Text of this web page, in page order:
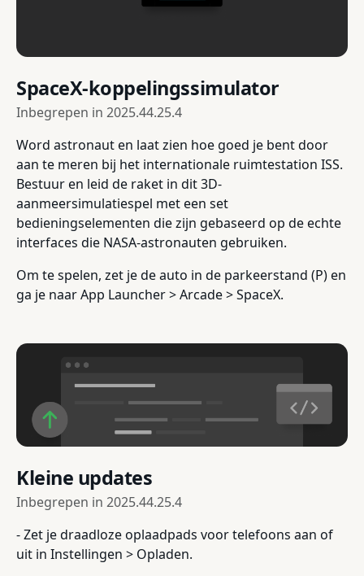
SpaceX-koppelingssimulator
Inbegrepen in 2025.44.25.4
Word astronaut en laat zien hoe goed je bent door
aan te meren bij het internationale ruimtestation ISS.
Bestuur en leid de raket in dit 3D-
aanmeersimulatiespel met een set
bedieningselementen die zijn gebaseerd op de echte
interfaces die NASA-astronauten gebruiken.
Om te spelen, zet je de auto in de parkeerstand (P) en
ga je naar App Launcher > Arcade > SpaceX.
Kleine updates
Inbegrepen in 2025.44.25.4
- Zet je draadloze oplaadpads voor telefoons aan of
uit in Instellingen > Opladen.